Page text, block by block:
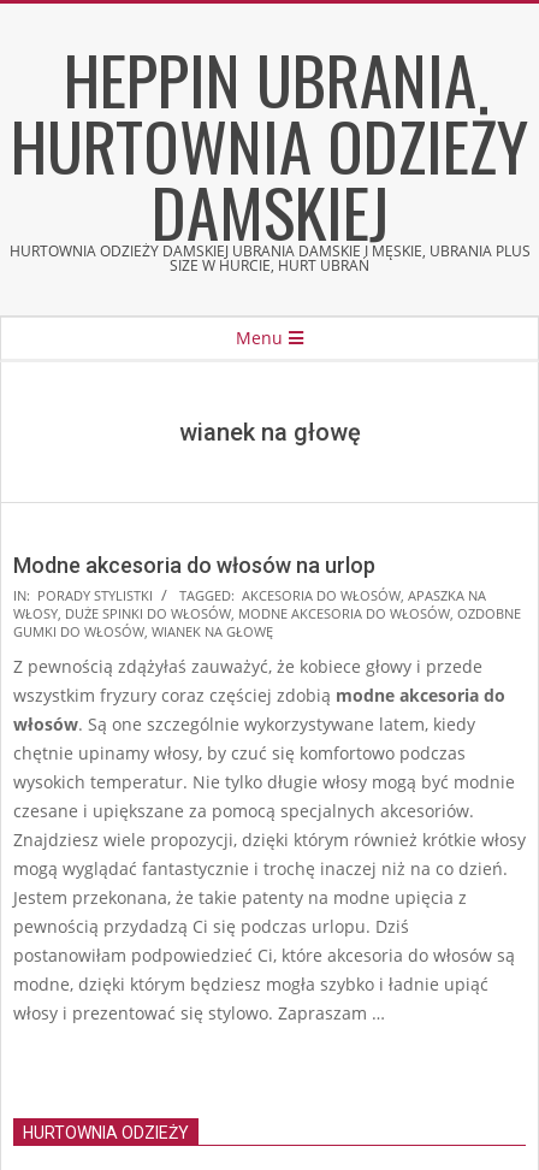
HEPPIN UBRANIA
HURTOWNIA ODZIEŻY
DAMSKIEJ
HURTOWNIA ODZIEŻY DAMSKIEJ UBRANIA DAMSKIE I MĘSKIE, UBRANIA PLUS
SIZE W HURCIE, HURT UBRAŃ
Menu
wianek na głowę
Modne akcesoria do włosów na urlop
2025-
07-
IN: PORADY STYLISTKI TAGGED: AKCESORIA DO WŁOSÓW, APASZKA NA
WŁOSY, DUŻE SPINKI DO WŁOSÓW, MODNE AKCESORIA DO WŁOSÓW, OZDOBNE
GUMKI DO WŁOSÓW, WIANEK NA GŁOWĘ
Z pewnością zdążyłaś zauważyć, że kobiece głowy i przede
wszystkim fryzury coraz częściej zdobią modne akcesoria do
włosów. Są one szczególnie wykorzystywane latem, kiedy
chętnie upinamy włosy, by czuć się komfortowo podczas
wysokich temperatur. Nie tylko długie włosy mogą być modnie
czesane i upiększane za pomocą specjalnych akcesoriów.
Znajdziesz wiele propozycji, dzięki którym również krótkie włosy
mogą wyglądać fantastycznie i trochę inaczej niż na co dzień.
Jestem przekonana, że takie patenty na modne upięcia z
pewnością przydadzą Ci się podczas urlopu. Dziś
postanowiłam podpowiedzieć Ci, które akcesoria do włosów są
modne, dzięki którym będziesz mogła szybko i ładnie upiąć
włosy i prezentować się stylowo. Zapraszam …
HURTOWNIA ODZIEŻY